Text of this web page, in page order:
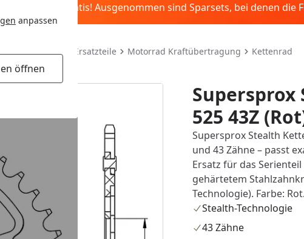
anpassen
öffnen
Filter&Pflege gratis! Ausgenommen sind Sparsets, bei denen die
& Motorrad Ersatzteile Motorrad Kraftübertragung
Kettenrad
525 43Z
Supersprox Stealth
und 43 Zähne – passt
Ersatz für das
gehärtetem
Technologie). Farbe: Rot.
Stealth-Technologie
43 Zähne